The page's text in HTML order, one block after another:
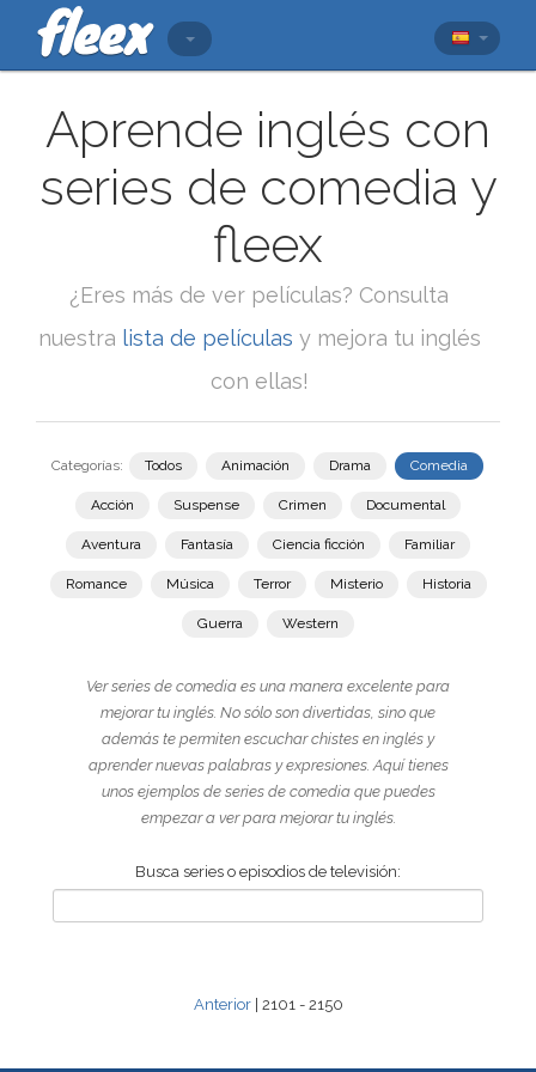
Aprende inglés con
series de comedia y
fleex
¿Eres más de ver películas? Consulta
nuestra lista de películas y mejora tu inglés
con ellas!
Categorías: Todos Animación Drama Comedia
Acción Suspense Crimen Documental
Aventura Fantasía Ciencia ficción Familiar
Romance Música Terror Misterio Historia
Guerra Western
Ver series de comedia es una manera excelente para
mejorar tu inglés. No sólo son divertidas, sino que
además te permiten escuchar chistes en inglés y
aprender nuevas palabras y expresiones. Aquí tienes
unos ejemplos de series de comedia que puedes
empezar a ver para mejorar tu inglés.
Busca series o episodios de televisión:
Anterior| 2101 - 2150